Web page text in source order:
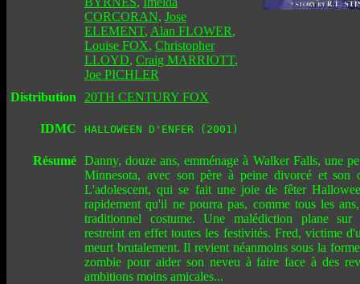
CORCORAN, Jose
ELEMENT, Alan FLOWER,
Louise FOX, Christopher
LLOYD, Craig MARRIOTT,
Joe PICHLER
Distribution
20TH CENTURY FOX
IDMC HALLOWEEN D'ENFER (2001)
Résumé Danny, douze ans, emménage à Walker Falls, une
Minnesota, avec son père à peine divorcé et son
L'adolescent, qui se fait une joie de fêter
rapidement qu'il ne pourra pas, comme tous les
traditionnel costume. Une malédiction plane
restreint en effet toutes les festivités. Fred, victime
meurt brutalement. Il revient néanmoins sous la
zombie pour aider son neveu à faire face à des
ambitions moins amicales...